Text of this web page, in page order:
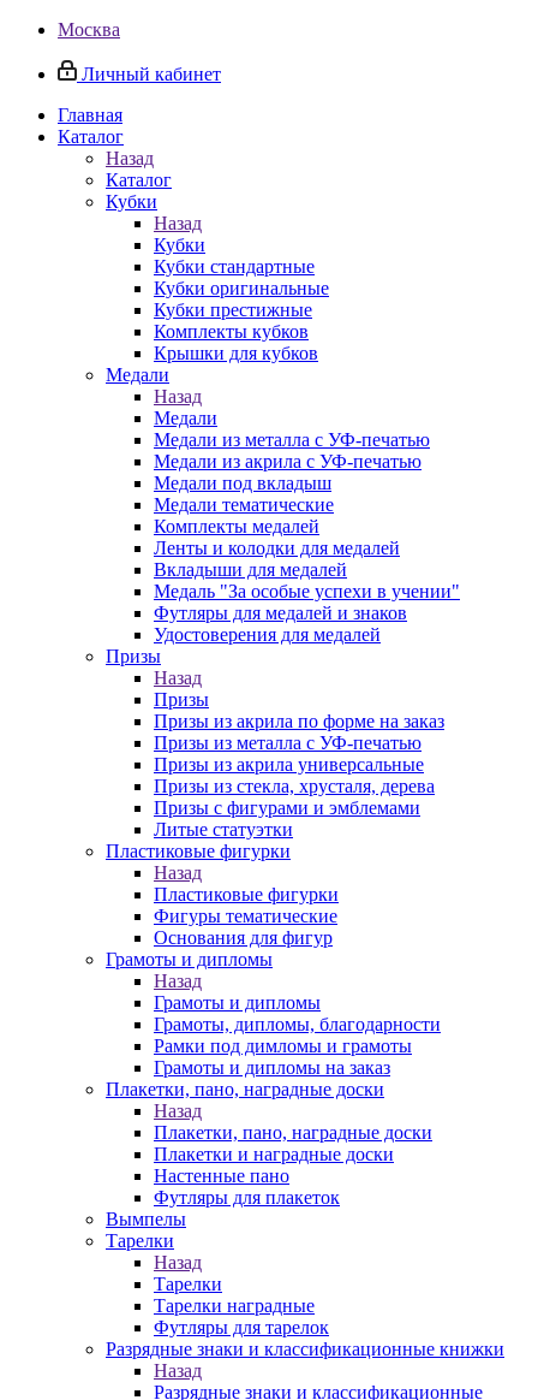
Москва
Личный кабинет
Главная
Каталог
Назад
Каталог
Кубки
Назад
Кубки
Кубки стандартные
Кубки оригинальные
Кубки престижные
Комплекты кубков
Крышки для кубков
Медали
Назад
Медали
Медали из металла с УФ-печатью
Медали из акрила с УФ-печатью
Медали под вкладыш
Медали тематические
Комплекты медалей
Ленты и колодки для медалей
Вкладыши для медалей
Медаль "За особые успехи в учении"
Футляры для медалей и знаков
Удостоверения для медалей
Призы
Назад
Призы
Призы из акрила по форме на заказ
Призы из металла с УФ-печатью
Призы из акрила универсальные
Призы из стекла, хрусталя, дерева
Призы с фигурами и эмблемами
Литые статуэтки
Пластиковые фигурки
Назад
Пластиковые фигурки
Фигуры тематические
Основания для фигур
Грамоты и дипломы
Назад
Грамоты и дипломы
Грамоты, дипломы, благодарности
Рамки под димломы и грамоты
Грамоты и дипломы на заказ
Плакетки, пано, наградные доски
Назад
Плакетки, пано, наградные доски
Плакетки и наградные доски
Настенные пано
Футляры для плакеток
Вымпелы
Тарелки
Назад
Тарелки
Тарелки наградные
Футляры для тарелок
Разрядные знаки и классификационные книжки
Назад
Разрядные знаки и классификационные